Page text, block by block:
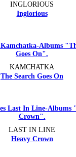
INGLORIOUS
Inglorious
KAMCHATKA
The Search Goes On
LAST IN LINE
Heavy Crown